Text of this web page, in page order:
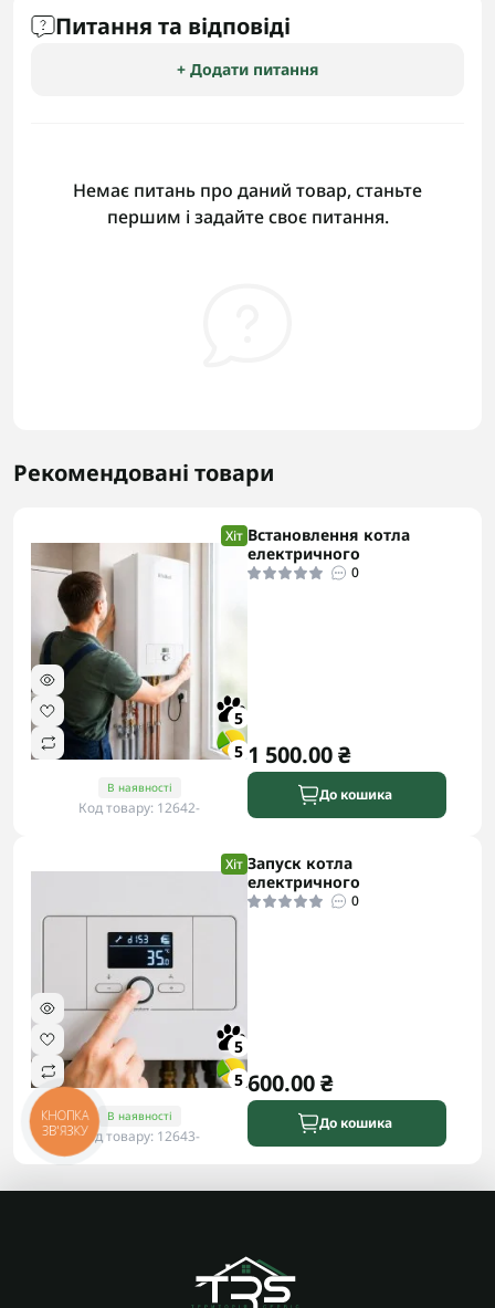
Питання та відповіді
+ Додати питання
Немає питань про даний товар, станьте
першим і задайте своє питання.
Рекомендовані товари
Хіт
5
5
В наявності
Код товару: 12642-
Встановлення котла
електричного
0
1 500.00 ₴
До кошика
Хіт
5
5
В наявності
Код товару: 12643-
Запуск котла
електричного
0
600.00 ₴
До кошика
КНОПКА
ЗВ'ЯЗКУ